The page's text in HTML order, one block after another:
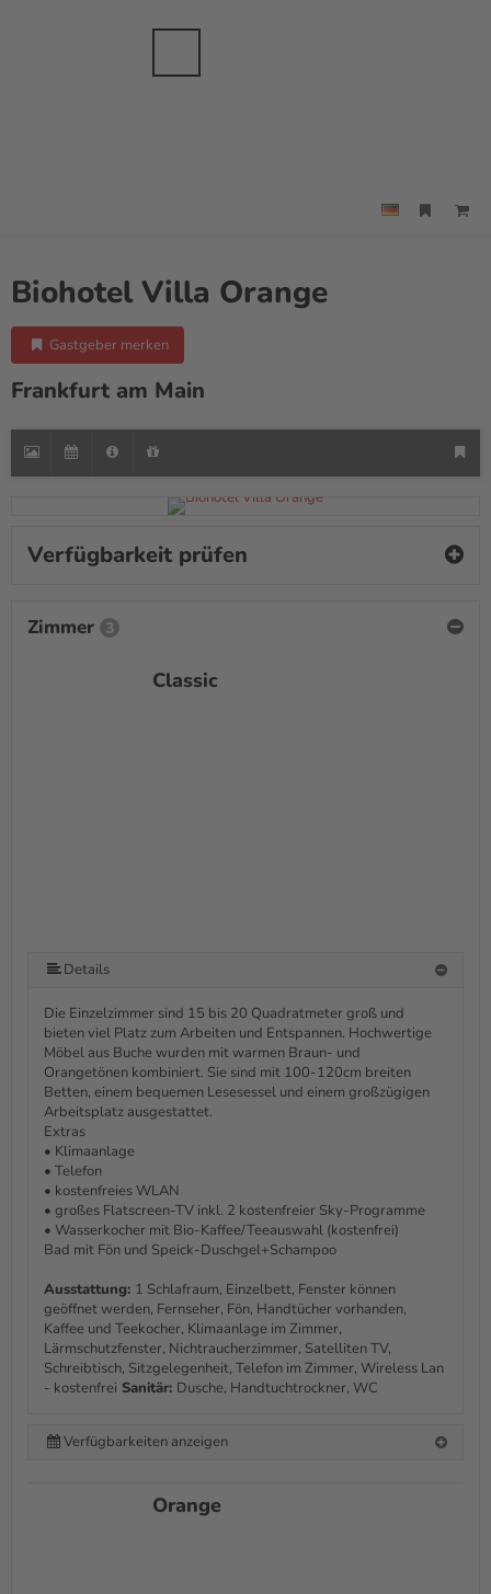
Biohotel Villa Orange
Gastgeber merken
Frankfurt am Main
Verfügbarkeit prüfen
Zimmer 3
Classic
Details
Die Einzelzimmer sind 15 bis 20 Quadratmeter groß und
bieten viel Platz zum Arbeiten und Entspannen. Hochwertige
Möbel aus Buche wurden mit warmen Braun- und
Orangetönen kombiniert. Sie sind mit 100-120cm breiten
Betten, einem bequemen Lesesessel und einem großzügigen
Arbeitsplatz ausgestattet.
Extras
• Klimaanlage
• Telefon
• kostenfreies WLAN
• großes Flatscreen-TV inkl. 2 kostenfreier Sky-Programme
• Wasserkocher mit Bio-Kaffee/Teeauswahl (kostenfrei)
Bad mit Fön und Speick-Duschgel+Schampoo
Ausstattung: 1 Schlafraum, Einzelbett, Fenster können
geöffnet werden, Fernseher, Fön, Handtücher vorhanden,
Kaffee und Teekocher, Klimaanlage im Zimmer,
Lärmschutzfenster, Nichtraucherzimmer, Satelliten TV,
Schreibtisch, Sitzgelegenheit, Telefon im Zimmer, Wireless Lan
- kostenfrei Sanitär: Dusche, Handtuchtrockner, WC
Verfügbarkeiten anzeigen
Orange